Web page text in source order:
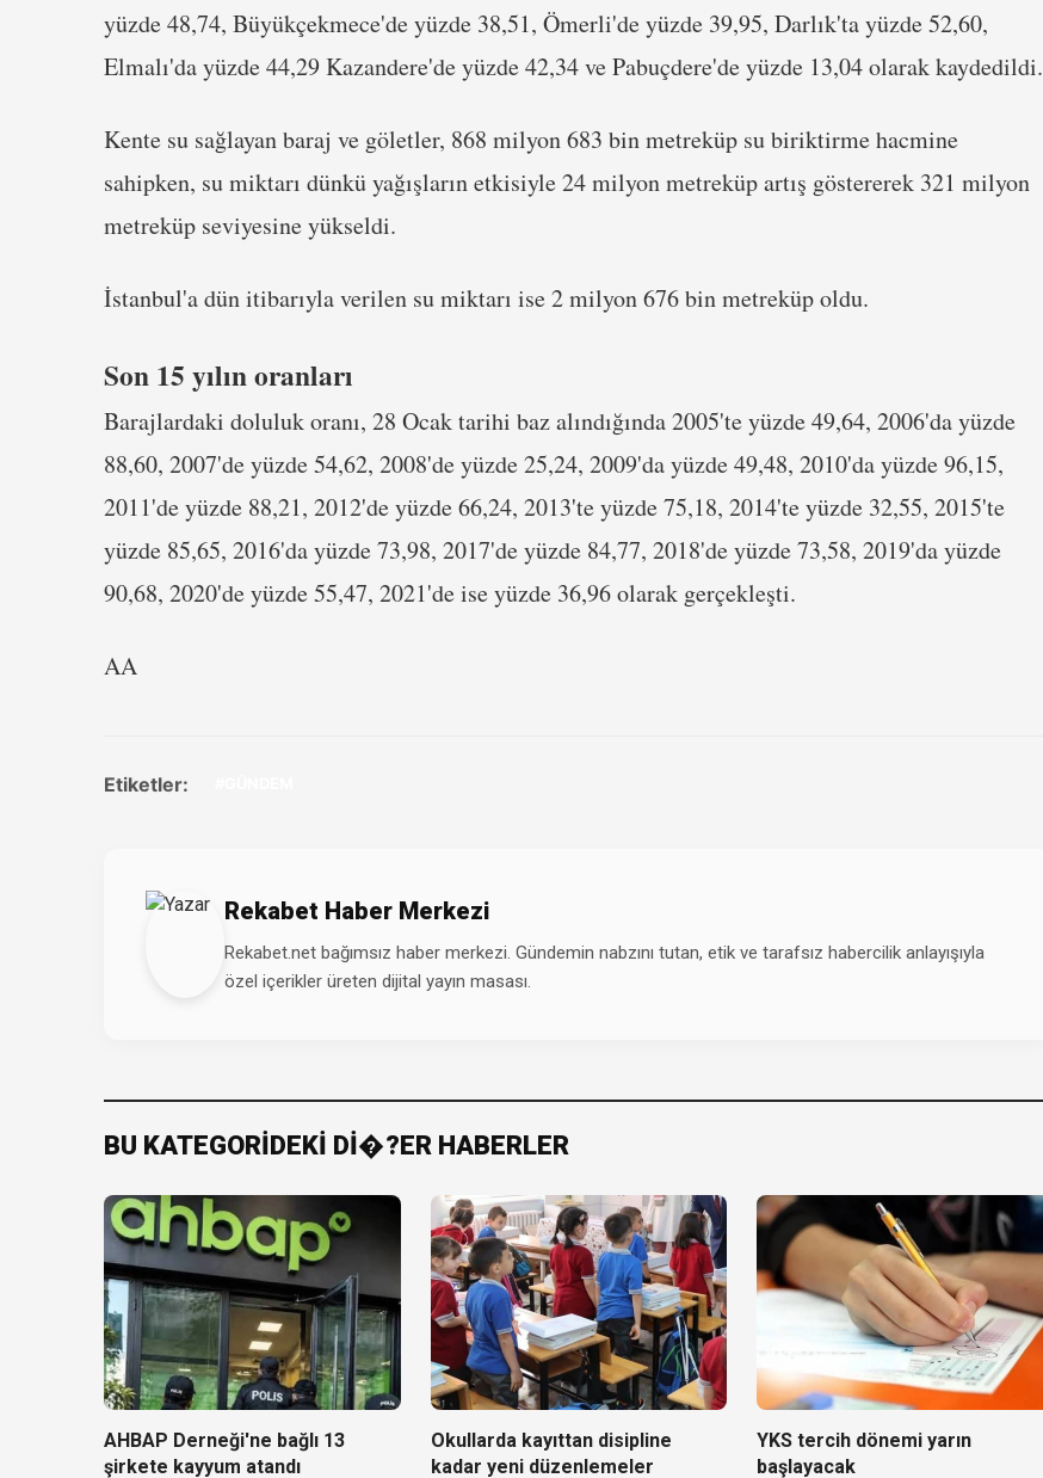
yüzde 48,74, Büyükçekmece'de yüzde 38,51, Ömerli'de yüzde 39,95, Darlık'ta yüzde 52,60,
Elmalı'da yüzde 44,29 Kazandere'de yüzde 42,34 ve Pabuçdere'de yüzde 13,04 olarak kaydedildi.
Kente su sağlayan baraj ve göletler, 868 milyon 683 bin metreküp su biriktirme hacmine
sahipken, su miktarı dünkü yağışların etkisiyle 24 milyon metreküp artış göstererek 321 milyon
metreküp seviyesine yükseldi.
İstanbul'a dün itibarıyla verilen su miktarı ise 2 milyon 676 bin metreküp oldu.
Son 15 yılın oranları
Barajlardaki doluluk oranı, 28 Ocak tarihi baz alındığında 2005'te yüzde 49,64, 2006'da yüzde
88,60, 2007'de yüzde 54,62, 2008'de yüzde 25,24, 2009'da yüzde 49,48, 2010'da yüzde 96,15,
2011'de yüzde 88,21, 2012'de yüzde 66,24, 2013'te yüzde 75,18, 2014'te yüzde 32,55, 2015'te
yüzde 85,65, 2016'da yüzde 73,98, 2017'de yüzde 84,77, 2018'de yüzde 73,58, 2019'da yüzde
90,68, 2020'de yüzde 55,47, 2021'de ise yüzde 36,96 olarak gerçekleşti.
AA
Etiketler:
Rekabet Haber Merkezi
Rekabet.net bağımsız haber merkezi. Gündemin nabzını tutan, etik ve tarafsız habercilik anlayışıyla
özel içerikler üreten dijital yayın masası.
BU KATEGORİDEKİ Dİ�?ER HABERLER
AHBAP Derneği'ne bağlı 13
şirkete kayyum atandı
Okullarda kayıttan disipline
kadar yeni düzenlemeler
YKS tercih dönemi yarın
başlayacak